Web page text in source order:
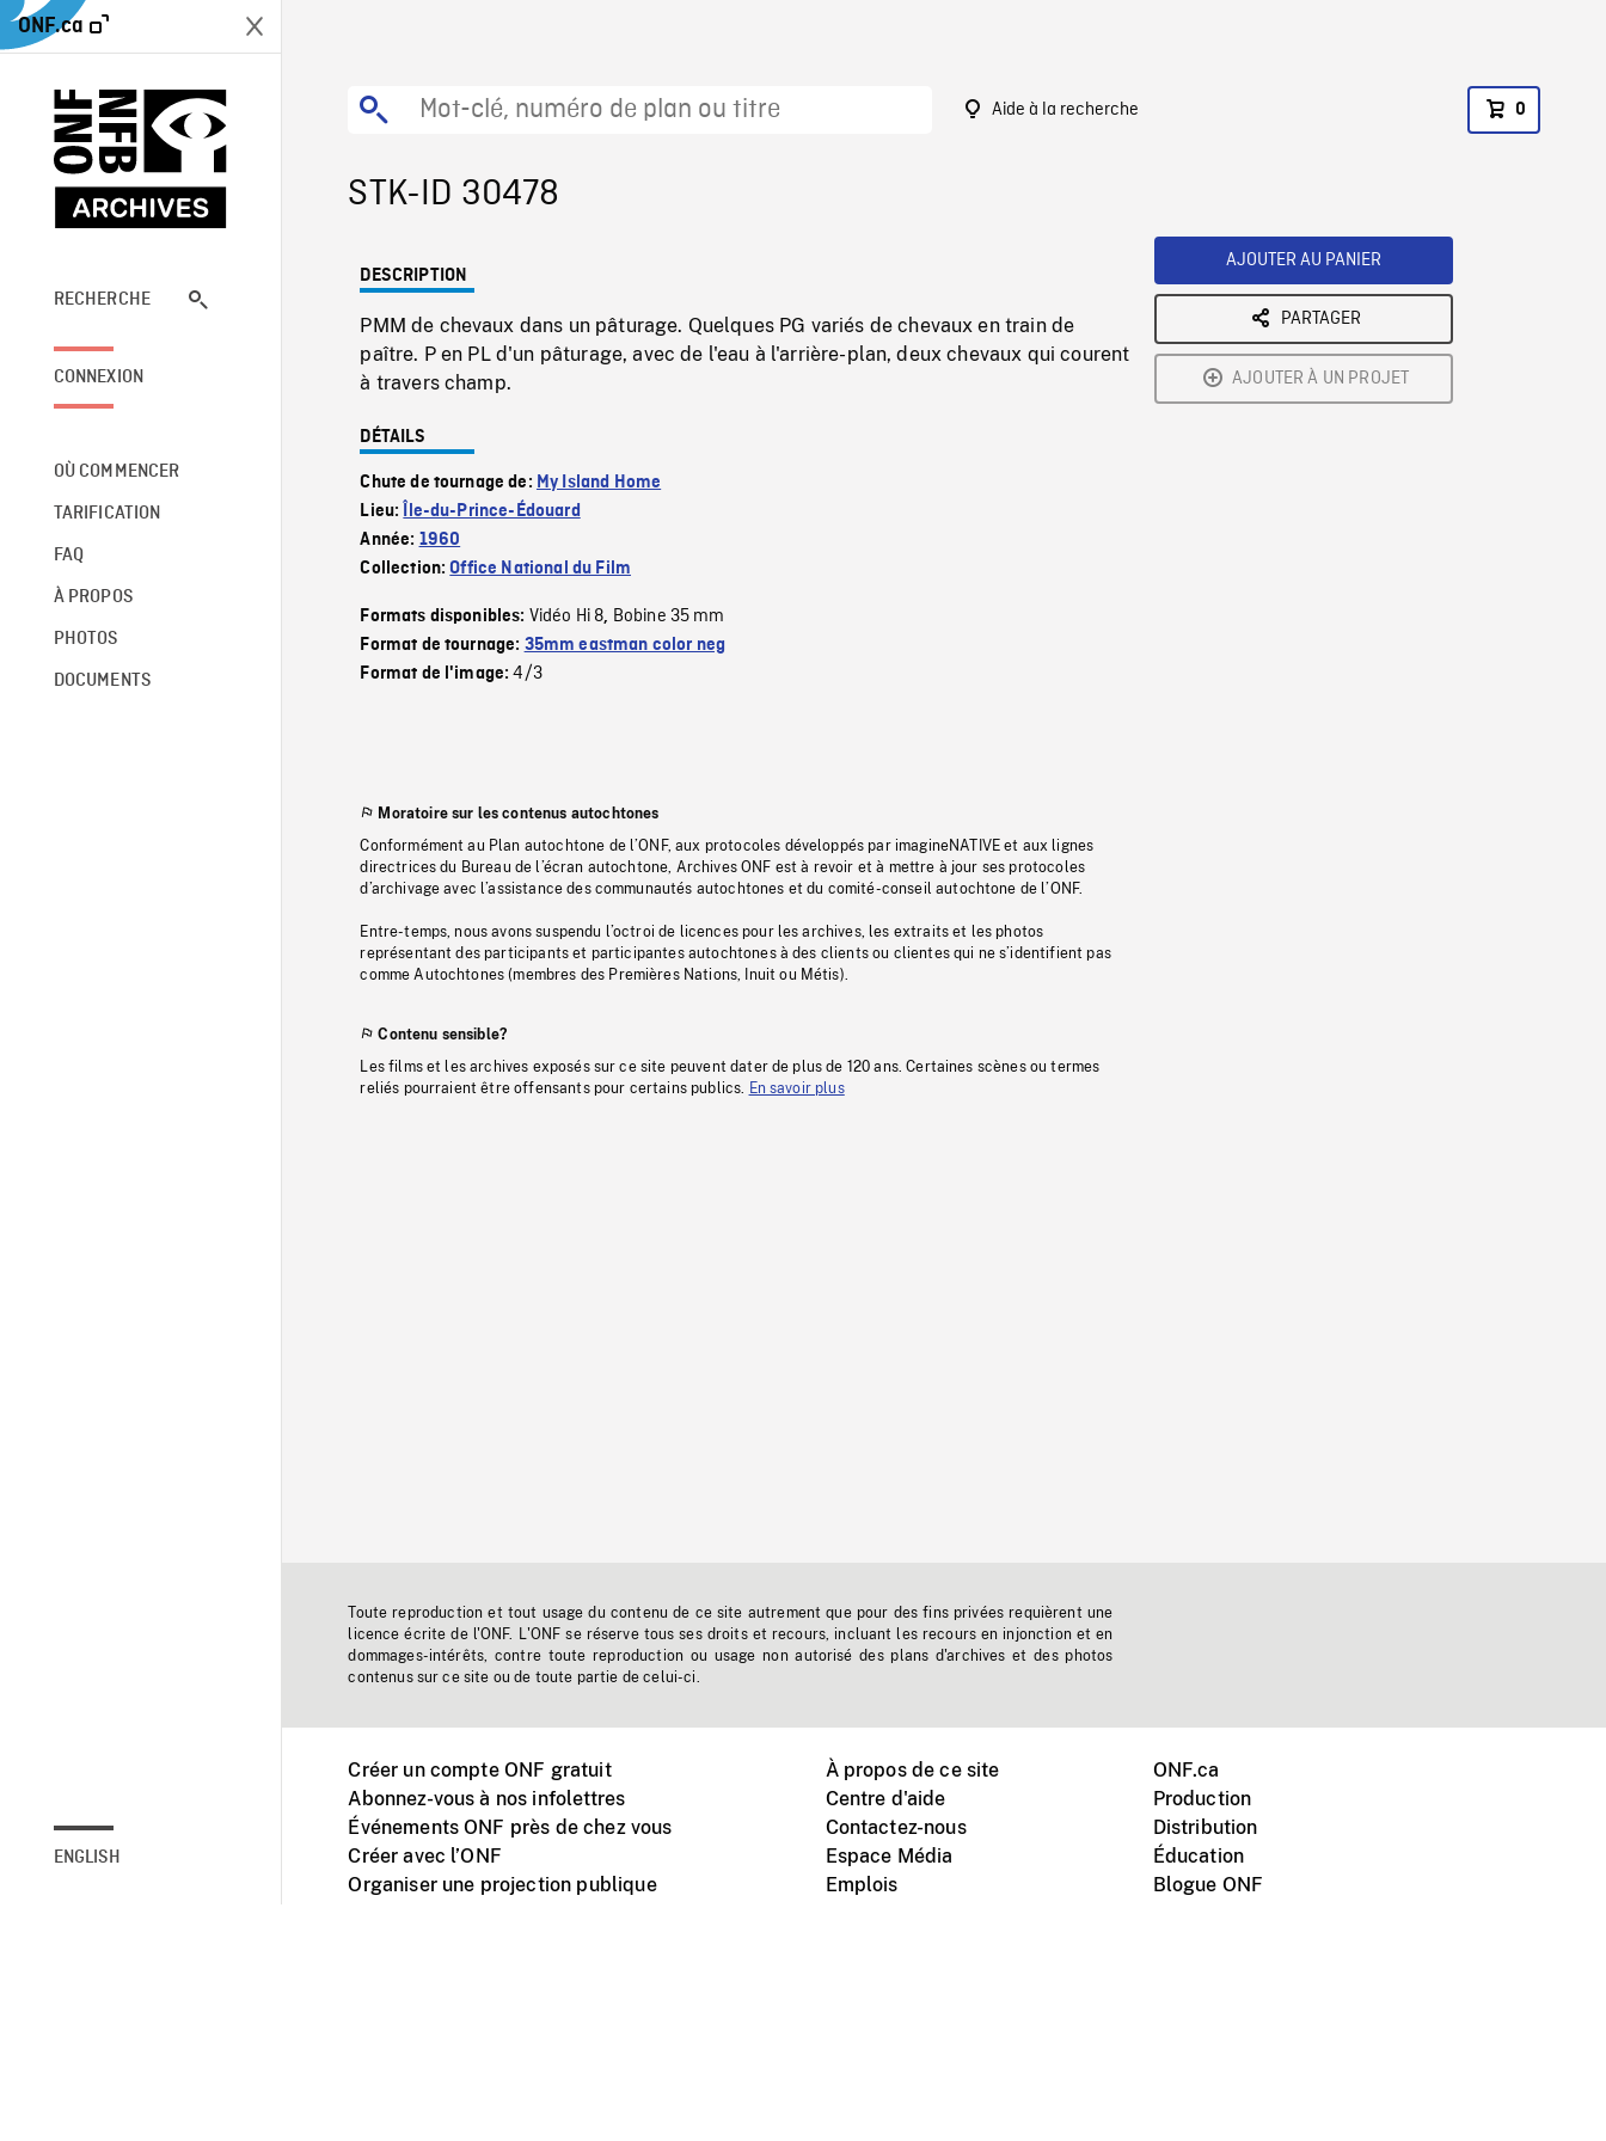
ONF.ca
RECHERCHE
CONNEXION
OÙ COMMENCER
TARIFICATION
FAQ
À PROPOS
PHOTOS
DOCUMENTS
ENGLISH
Aide à la recherche 0
STK-ID 30478
DESCRIPTION
PMM de chevaux dans un pâturage. Quelques PG variés de chevaux en train de
paître. P en PL d'un pâturage, avec de l'eau à l'arrière-plan, deux chevaux qui courent
à travers champ.
DÉTAILS
Chute de tournage de: My Island Home
Lieu:
Île-du-Prince-Édouard
Année: 1960
Collection:Office National du Film
Formats disponibles: Vidéo Hi 8, Bobine 35 mm
Format de tournage: 35mm eastman color neg
Format de l'image:4/3
Moratoire sur les contenus autochtones
Conformément au Plan autochtone de l’ONF, aux protocoles développés par imagineNATIVE et aux lignes
directrices du Bureau de l’écran autochtone, Archives ONF est à revoir et à mettre à jour ses protocoles
d’archivage avec l’assistance des communautés autochtones et du comité-conseil autochtone de l’ONF.
Entre-temps, nous avons suspendu l’octroi de licences pour les archives, les extraits et les photos
représentant des participants et participantes autochtones à des clients ou clientes qui ne s’identifient pas
comme Autochtones (membres des Premières Nations, Inuit ou Métis).
Contenu sensible?
Les films et les archives exposés sur ce site peuvent dater de plus de 120 ans. Certaines scènes ou termes
reliés pourraient être offensants pour certains publics. En savoir plus
AJOUTER AU PANIER
PARTAGER
AJOUTER À UN PROJET
Toute reproduction et tout usage du contenu de ce site autrement que pour des fins privées requièrent une
licence écrite de l'ONF. L'ONF se réserve tous ses droits et recours, incluant les recours en injonction et en
dommages-intérêts, contre toute reproduction ou usage non autorisé des plans d'archives et des photos
contenus sur ce site ou de toute partie de celui-ci.
Créer un compte ONF gratuit
Abonnez-vous à nos infolettres
Événements ONF près de chez vous
Créer avec l’ONF
Organiser une projection publique
À propos de ce site
Centre d'aide
Contactez-nous
Espace Média
Emplois
ONF.ca
Production
Distribution
Éducation
Blogue ONF